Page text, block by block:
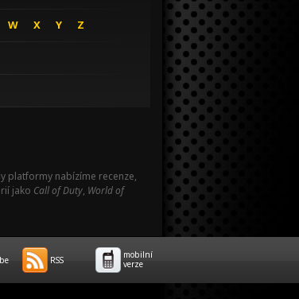
W X Y Z
platformy nabízíme recenze,
jako Call of Duty, World of
RSS
mobilní
verze